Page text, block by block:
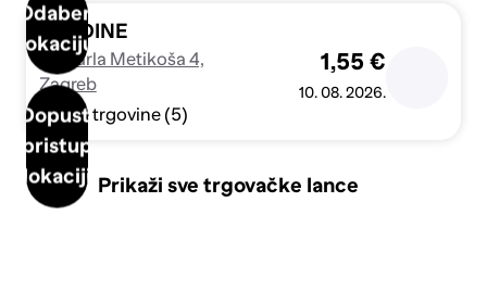
Odaberi
lokaciju
Dopusti
pristup
lokaciji
PLODINE
Ul. Karla Metikoša 4,
Zagreb
Druge trgovine (5)
1,55 €
10. 08. 2026.
Prikaži sve trgovačke lance